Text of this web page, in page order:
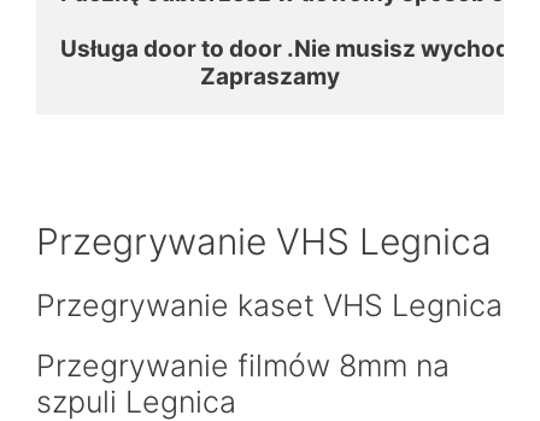
Usługa door to door .Nie musisz
Zapraszamy
Przegrywanie VHS Legnica
Przegrywanie kaset VHS Legnica
Przegrywanie filmów 8mm na
szpuli Legnica